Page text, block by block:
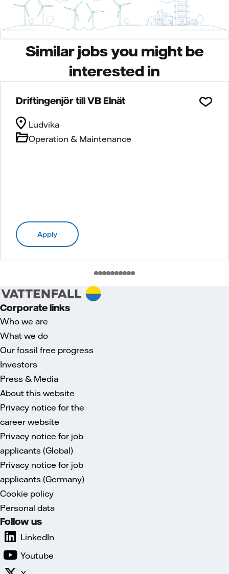
Similar jobs you might be
interested in
Driftingenjör till VB Elnät
Operation & Maintenance
Ludvika
Apply
Corporate links
Who we are
What we do
Our fossil free progress
Investors
Press & Media
About this website
Privacy notice for the
career website
Privacy notice for job
applicants (Global)
Privacy notice for job
applicants (Germany)
Cookie policy
Personal data
Follow us
LinkedIn
Youtube